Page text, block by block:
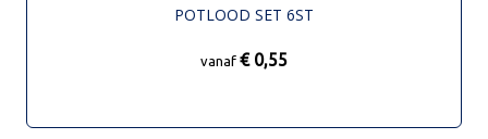
POTLOOD SET 6ST
vanaf € 0,55